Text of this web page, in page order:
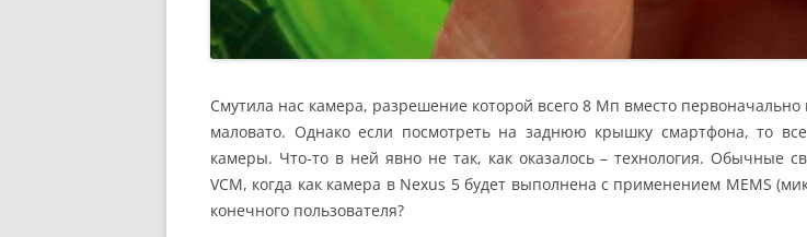
Смутила нас камера, разрешение которой всего 8 Мп вместо
маловато. Однако если посмотреть на заднюю крышку смартфона, то
камеры. Что-то в ней явно не так, как оказалось – технология. Обычные
VCM, когда как камера в Nexus 5 будет выполнена с применением MEMS
конечного пользователя?